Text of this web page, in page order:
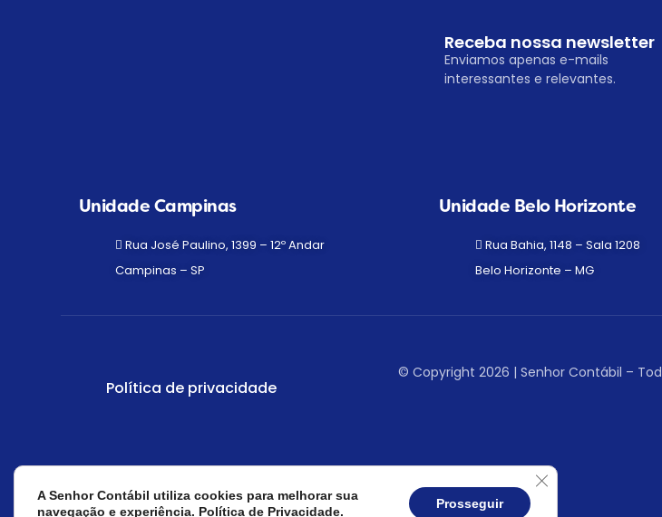
Fale com um especialistaagora!
Receba nossa newsletter
Enviamos apenas e-mails
interessantes e relevantes.
Unidade Campinas
Rua José Paulino, 1399 – 12º Andar
Campinas – SP
Unidade Belo Horizonte
Rua Bahia, 1148 – Sala 1208
Belo Horizonte – MG
Política de privacidade
© Copyright 2026 | Senhor Contábil –
A Senhor Contábil utiliza cookies para melhorar sua
navegação e experiência. Política de Privacidade.
Prosseguir
Close GDPR Cookie